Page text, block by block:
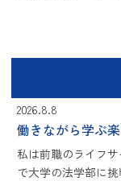
2026.8.8
働きながら学ぶ
私は前職のライフ
で大学の法学部に